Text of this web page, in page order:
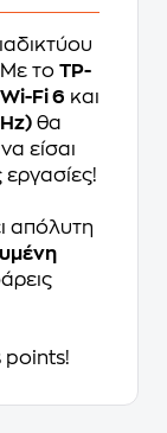
Με το TP-
Wi-Fi 6 και
θα
είσαι
απόλυτη
points!